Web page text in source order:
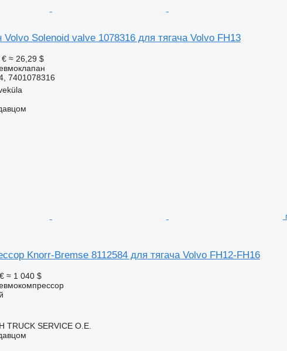
Volvo Solenoid valve 1078316 для тягача Volvo FH13
€ ≈ 26,29 $
7401078316
Knorr-Bremse 8112584 для тягача Volvo FH12-FH16
≈ 1 040 $
SERVICE Ο.Ε.